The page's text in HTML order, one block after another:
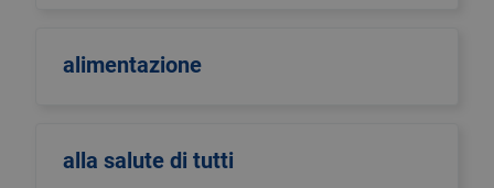
alimentazione
alla salute di tutti